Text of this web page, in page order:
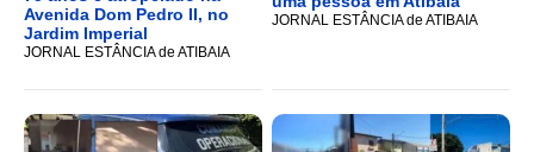
Avenida Dom Pedro II, no
Jardim Imperial
JORNAL ESTÂNCIA de ATIBAIA
JORNAL ESTÂNCIA de ATIBAIA